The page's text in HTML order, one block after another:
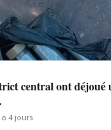
central ont déjoué
a 4 jours